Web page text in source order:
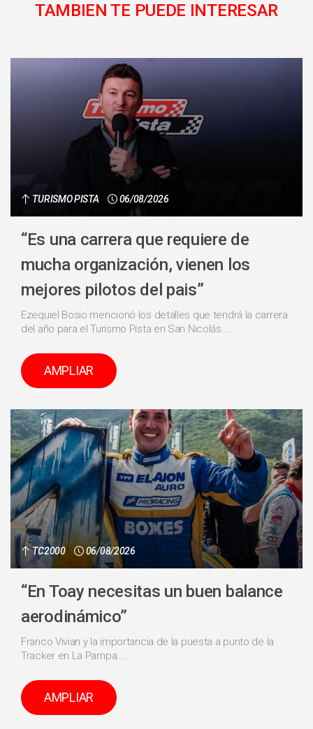
TAMBIEN TE PUEDE INTERESAR
TURISMO PISTA 06/08/2026
“Es una carrera que requiere de
mucha organización, vienen los
mejores pilotos del pais”
Ezequiel Bosio mencionó los detalles que tendrá la carrera
del año para el Turismo Pista en San Nicolás....
AMPLIAR
TC2000 06/08/2026
“En Toay necesitas un buen balance
aerodinámico”
Franco Vivian y la importancia de la puesta a punto de la
Tracker en La Pampa....
AMPLIAR